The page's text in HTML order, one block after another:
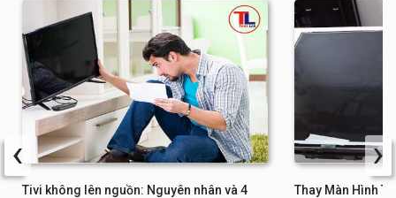
Tivi không lên nguồn: Nguyên nhân và 4
Thay Màn Hình
‹ ›